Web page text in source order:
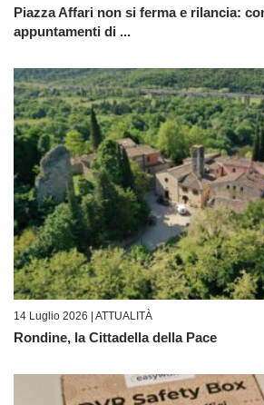
Piazza Affari non si ferma e rilancia:
appuntamenti di ...
14 Luglio 2026 | ATTUALITÀ
Rondine, la Cittadella della Pace